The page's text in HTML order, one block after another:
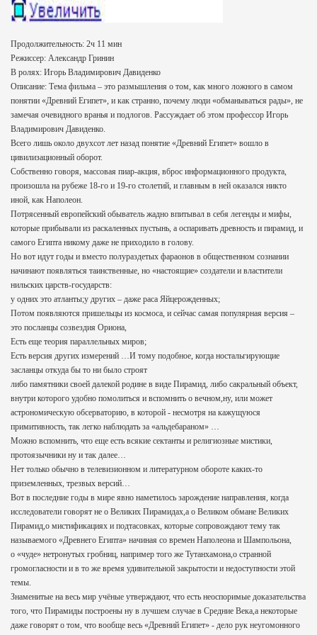
Продолжительность: 2ч 11 мин
Режиссер: Александр Гринин
В ролях: Игорь Владимирович Давиденко
Описание: Тема фильма – это размышления о том, как много ложного в самом
понятии «Древний Египет», и как странно, почему люди «обманываться рады», не
замечая очевидного вранья и подлогов. Рассуждает об этом профессор Игорь
Владимирович Давиденко.
Всего лишь около двухсот лет назад понятие «Древний Египет» вошло в
цивилизационный оборот.
Собственно говоря, массовая пиар-акция, вброс информационного продукта,
произошла на рубеже 18-го и 19-го столетий, и главным в ней оказался никто
иной, как Наполеон.
Потрясенный европейский обыватель жадно впитывал в себя легенды и мифы,
которые прибывали из раскаленных пустынь, а оспаривать древность и пирамид, и
самого Египта никому даже не приходило в голову.
Но вот идут годы и вместо полураздетых фараонов в общественном сознании
начинают появляться таинственные, но «настоящие» создатели и властители
нильских царств-государств:
у одних это атланты;у других – даже раса Яйцерожденных;
Потом появляются пришельцы из космоса, и сейчас самая популярная версия –
это посланцы созвездия Ориона,
Есть еще теория параллельных миров;
Есть версия других измерений …И тому подобное, когда ностальгирующие
засланцы откуда бы то ни было строят
либо памятники своей далекой родине в виде Пирамид, либо сакральный объект,
внутри которого удобно помолиться и вспомнить о вечном,ну, или может
астрономическую обсерваторию, в которой - несмотря на кажущуюся
примитивность, так легко наблюдать за «альдебараном» …
Можно вспомнить, что еще есть всякие сектанты и религиозные мистики,
протоязычники ну и так далее…
Нет только обычно в телевизионном и литературном обороте каких-то
приземленных, трезвых версий…
Вот в последние годы в мире явно наметилось зарождение направления, когда
исследователи говорят не о Великих Пирамидах,а о Великом обмане Великих
Пирамид,о мистификациях и подтасовках, которые сопровождают тему так
называемого «Древнего Египта» начиная со времен Наполеона и Шампольона,
о «чуде» нетронутых гробниц, например того же Тутанхамона,о странной
громогласности и в то же время удивительной закрытости и недоступности этой
темы.
Знаменитые на весь мир учёные утверждают, что есть неоспоримые доказательства
того, что Пирамиды построены ну в лучшем случае в Средние Века,а некоторые
даже говорят о том, что вообще весь «Древний Египет» - дело рук неугомонного